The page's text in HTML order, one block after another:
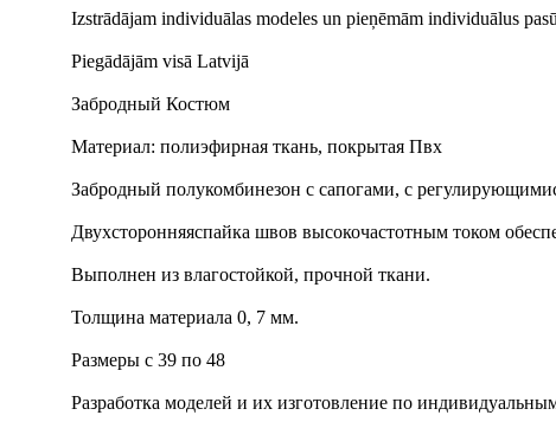
Izstrādājam individuālas modeles un pieņēmām individuālus
Piegādājām visā Latvijā
Забродный Костюм
Материал: полиэфирная ткань, покрытая Пвх
Забродный полукомбинезон с сапогами, с
Двухсторонняяспайка швов высокочастотным током
Выполнен из влагостойкой, прочной ткани.
Толщина материала 0, 7 мм.
Размеры с 39 по 48
Разработка моделей и их изготовление по